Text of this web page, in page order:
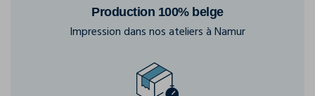
Production 100% belge
Impression dans nos ateliers à Namur